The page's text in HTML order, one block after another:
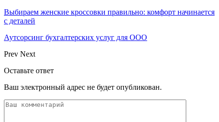
Выбираем женские кроссовки правильно: комфорт начинается
с деталей
Аутсорсинг бухгалтерских услуг для ООО
Prev Next
Оставьте ответ
Ваш электронный адрес не будет опубликован.